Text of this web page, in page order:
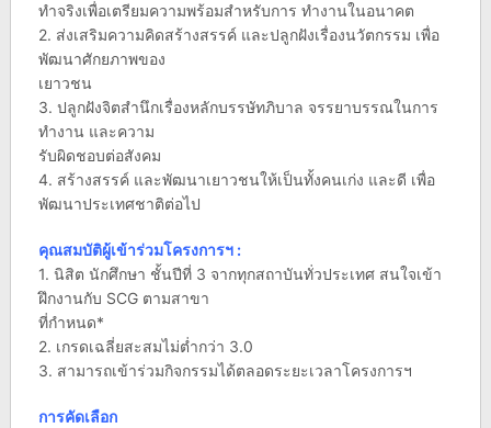
ทำจริงเพื่อเตรียมความพร้อมสำหรับการ ทำงานในอนาคต
2. ส่งเสริมความคิดสร้างสรรค์ และปลูกฝังเรื่องนวัตกรรม เพื่อ
พัฒนาศักยภาพของ
เยาวชน
3. ปลูกฝังจิตสำนึกเรื่องหลักบรรษัทภิบาล จรรยาบรรณในการ
ทำงาน และความ
รับผิดชอบต่อสังคม
4. สร้างสรรค์ และพัฒนาเยาวชนให้เป็นทั้งคนเก่ง และดี เพื่อ
พัฒนาประเทศชาติต่อไป
คุณสมบัติผู้เข้าร่วมโครงการฯ :
1. นิสิต นักศึกษา ชั้นปีที่ 3 จากทุกสถาบันทั่วประเทศ สนใจเข้า
ฝึกงานกับ SCG ตามสาขา
ที่กำหนด*
2. เกรดเฉลี่ยสะสมไม่ต่ำกว่า 3.0
3. สามารถเข้าร่วมกิจกรรมได้ตลอดระยะเวลาโครงการฯ
การคัดเลือก